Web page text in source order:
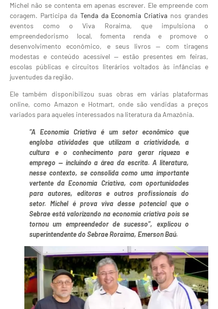
Michel não se contenta em apenas escrever. Ele empreende com
coragem. Participa daTenda da Economia Criativa nos grandes
eventos como o Viva Roraima, que impulsiona o
empreendedorismo local, fomenta renda e promove o
desenvolvimento econômico, e seus livros — com tiragens
modestas e conteúdo acessível — estão presentes em feiras,
escolas públicas e circuitos literários voltados às infâncias e
juventudes da região.
Ele também disponibilizou suas obras em várias plataformas
online, como Amazon e Hotmart, onde são vendidas a preços
variados para aqueles interessados na literatura da Amazônia.
“A Economia Criativa é um setor econômico que
engloba atividades que utilizam a criatividade, a
cultura e o conhecimento para gerar riqueza e
emprego — incluindo a área da escrita. A literatura,
nesse contexto, se consolida como uma importante
vertente da Economia Criativa, com oportunidades
para autores, editoras e outros profissionais do
setor. Michel é prova viva desse potencial que o
Sebrae está valorizando na economia criativa pois se
tornou um empreendedor de sucesso”, explicou o
superintendente do Sebrae Roraima, Emerson Baú.